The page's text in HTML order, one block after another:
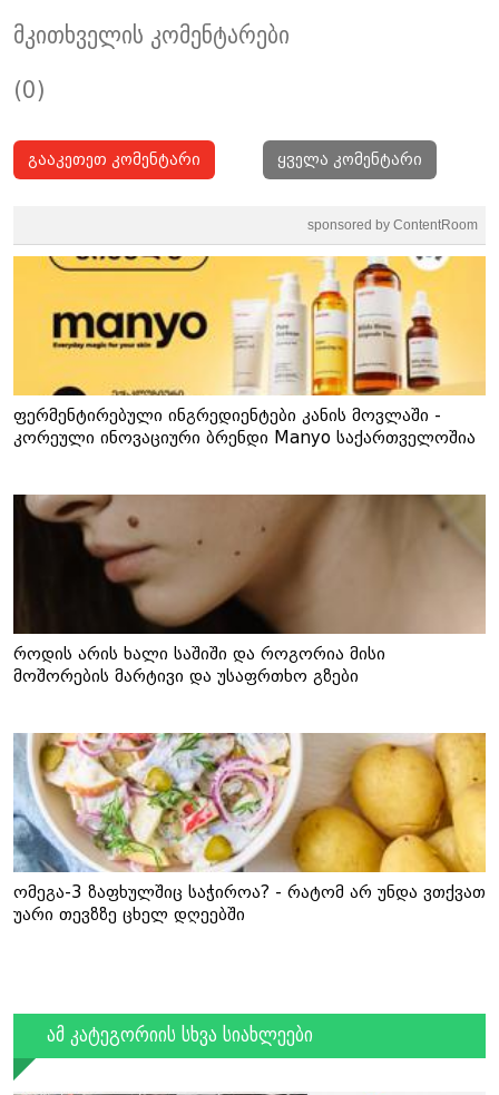
მკითხველის კომენტარები
(0)
გააკეთეთ კომენტარი ყველა კომენტარი
sponsored by ContentRoom
ფერმენტირებული ინგრედიენტები კანის მოვლაში -
კორეული ინოვაციური ბრენდი Manyo საქართველოშია
როდის არის ხალი საშიში და როგორია მისი
მოშორების მარტივი და უსაფრთხო გზები
ომეგა-3 ზაფხულშიც საჭიროა? - რატომ არ უნდა ვთქვათ
უარი თევზზე ცხელ დღეებში
ამ კატეგორიის სხვა სიახლეები